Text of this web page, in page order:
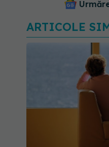
ARTICOLE